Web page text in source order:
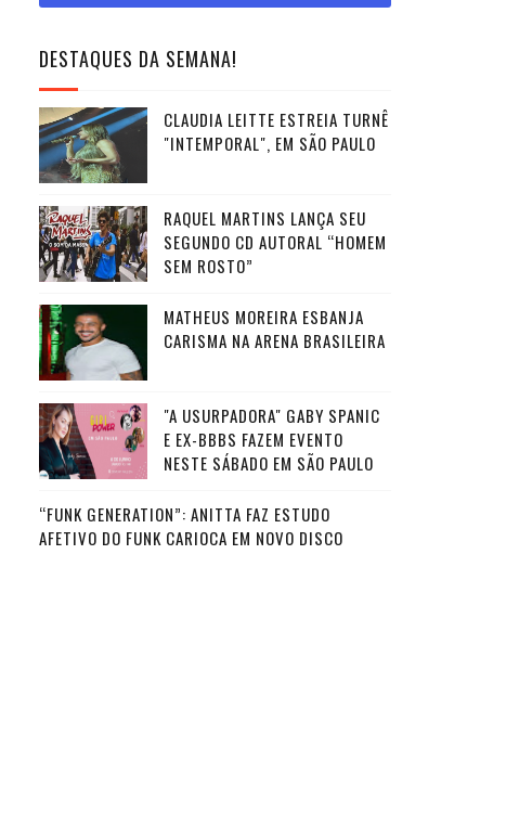
DESTAQUES DA SEMANA!
CLAUDIA LEITTE ESTREIA TURNÊ
"INTEMPORAL", EM SÃO PAULO
RAQUEL MARTINS LANÇA SEU
SEGUNDO CD AUTORAL “HOMEM
SEM ROSTO”
MATHEUS MOREIRA ESBANJA
CARISMA NA ARENA BRASILEIRA
"A USURPADORA" GABY SPANIC
E EX-BBBS FAZEM EVENTO
NESTE SÁBADO EM SÃO PAULO
“FUNK GENERATION”: ANITTA FAZ ESTUDO
AFETIVO DO FUNK CARIOCA EM NOVO DISCO